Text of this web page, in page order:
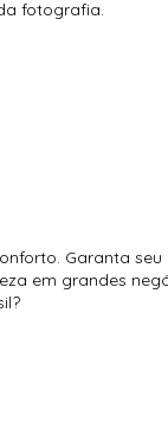
fotografia.
Garanta
em grandes